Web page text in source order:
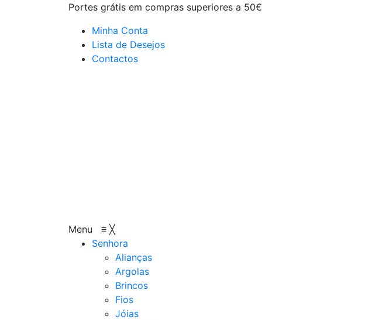
Portes grátis em compras superiores a 50€
Minha Conta
Lista de Desejos
Contactos
Menu ≡ ╳
Senhora
Alianças
Argolas
Brincos
Fios
Jóias